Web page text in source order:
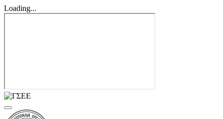
Loading...